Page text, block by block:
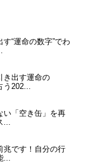
“運命の数字”でわ
き出す運命の
う202...
い「空き缶」を再
...
兆です！自分の行
...